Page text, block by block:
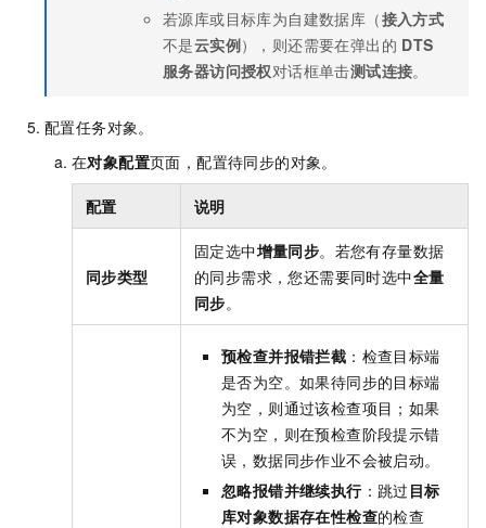
若源库或目标库为自建数据库（接入方式
不是云实例），则还需要在弹出的 DTS
服务器访问授权对话框单击测试连接。
配置任务对象。
在对象配置页面，配置待同步的对象。
配置 说明
同步类型
固定选中增量同步。若您有存量数据
的同步需求，您还需要同时选中全量
同步。
预检查并报错拦截 ：检查目标端
是否为空。如果待同步的目标端
为空，则通过该检查项目；如果
不为空，则在预检查阶段提示错
误，数据同步作业不会被启动。
忽略报错并继续执行：跳过 目标
库对象数据存在性检查的检查